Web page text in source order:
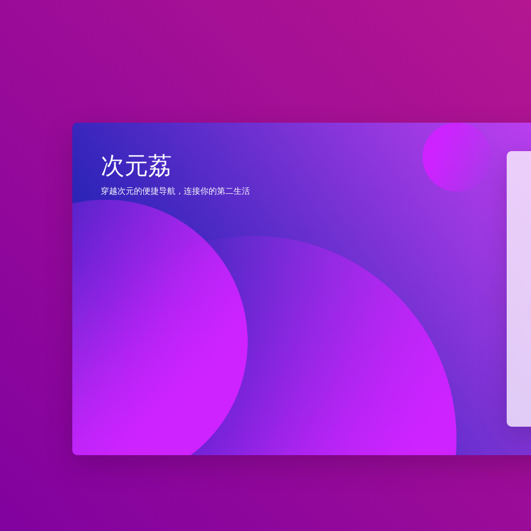
次元荔
穿越次元的便捷导航，连接你的第二生活